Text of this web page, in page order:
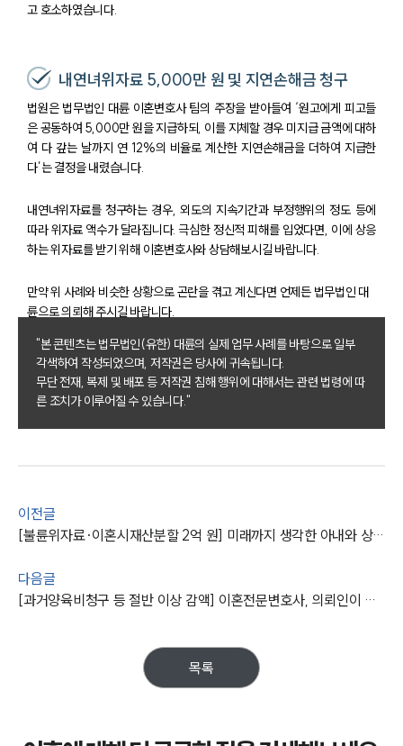
부소개
부소개
대륜의 강점
오시는 길
글로벌 파트너 로펌
업무사례
사례분석/최신동향
이혼 법률정보
이혼소송·상담후기
고 호소하였습니다.
내연녀위자료 5,000만 원 및 지연손해금 청구
법원은 법무법인 대륜 이혼변호사 팀의 주장을 받아들여 ‘원고에게 피고들
은 공동하여 5,000만 원을 지급하되, 이를 지체할 경우 미지급 금액에 대하
여 다 갚는 날까지 연 12%의 비율로 계산한 지연손해금을 더하여 지급한
다’는 결정을 내렸습니다.
내연녀위자료를 청구하는 경우, 외도의 지속기간과 부정행위의 정도 등에
따라 위자료 액수가 달라집니다. 극심한 정신적 피해를 입었다면, 이에 상응
하는 위자료를 받기 위해 이혼변호사와 상담해보시길 바랍니다.
만약 위 사례와 비슷한 상황으로 곤란을 겪고 계신다면 언제든 법무법인 대
륜으로 의뢰해 주시길 바랍니다.
"본 콘텐츠는 법무법인(유한) 대륜의 실제 업무 사례를 바탕으로 일부
각색하여 작성되었으며, 저작권은 당사에 귀속됩니다.
무단 전재, 복제 및 배포 등 저작권 침해 행위에 대해서는 관련 법령에 따
른 조치가 이루어질 수 있습니다."
이전글
[불륜위자료·이혼시재산분할 2억 원] 미래까지 생각한 아내와 상간남, 이혼전문변호사 억대 금원 청구
다음글
[과거양육비청구 등 절반 이상 감액] 이혼전문변호사, 의뢰인이 만족할 만한 금원으로 조정
목록